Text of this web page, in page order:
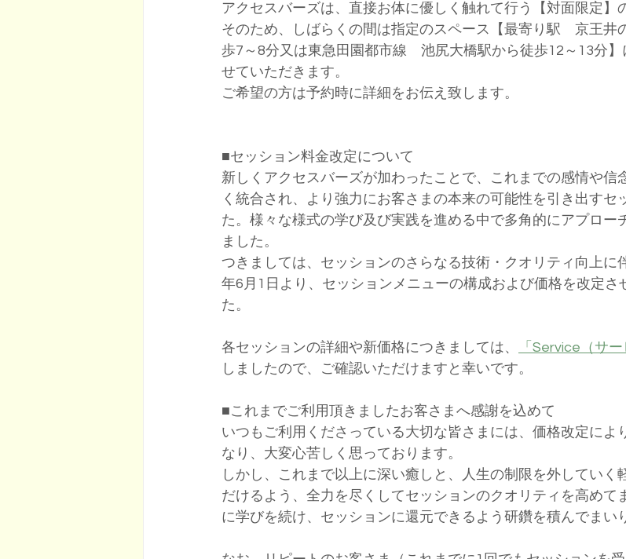
アクセスバーズは、直接お体に優しく触れて行う【対面限定】
そのため、しばらくの間は指定のスペース【最寄り駅　京王井
歩7～8分又は東急田園都市線　池尻大橋駅から徒歩12～13分
せていただきます。
ご希望の方は予約時に詳細をお伝え致します。
■セッション料金改定について
新しくアクセスバーズが加わったことで、これまでの感情や信
く統合され、より強力にお客さまの本来の可能性を引き出すセ
た。様々な様式の学び及び実践を進める中で多角的にアプロー
ました。
つきましては、セッションのさらなる技術・クオリティ向上に
年6月1日より、セッションメニューの構成および価格を改定さ
た。
​各セッションの詳細や新価格につきましては、 「Service（サー
しましたので、ご確認いただけますと幸いです。
​■これまでご利用頂きましたお客さまへ感謝を込めて
いつもご利用くださっている大切な皆さまには、価格改定によ
なり、大変心苦しく思っております。
しかし、これまで以上に深い癒しと、人生の制限を外していく
だけるよう、全力を尽くしてセッションのクオリティを高めて
に学びを続け、セッションに還元できるよう研鑽を積んでまい